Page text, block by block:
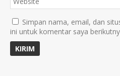
Simpan nama, email, dan
ini untuk komentar saya